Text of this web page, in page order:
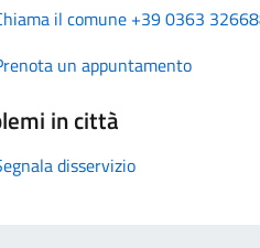
il comune +39 0363
un appuntamento
in città
disservizio